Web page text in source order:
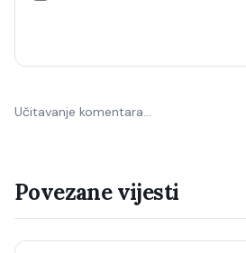
Učitavanje komentara…
Povezane vijesti